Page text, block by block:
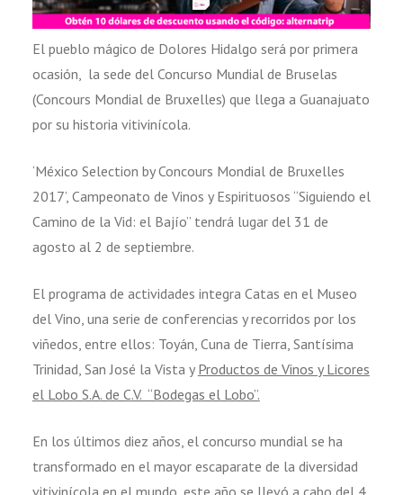
El pueblo mágico de Dolores Hidalgo será por primera
ocasión, la sede del Concurso Mundial de Bruselas
(Concours Mondial de Bruxelles) que llega a Guanajuato
por su historia vitivinícola.
‘México Selection by Concours Mondial de Bruxelles
2017’, Campeonato de Vinos y Espirituosos “Siguiendo el
Camino de la Vid: el Bajío” tendrá lugar del 31 de
agosto al 2 de septiembre.
El programa de actividades integra Catas en el Museo
del Vino, una serie de conferencias y recorridos por los
viñedos, entre ellos: Toyán, Cuna de Tierra, Santísima
Trinidad, San José la Vista y Productos de Vinos y Licores
el Lobo S.A. de C.V. “Bodegas el Lobo”.
En los últimos diez años, el concurso mundial se ha
transformado en el mayor escaparate de la diversidad